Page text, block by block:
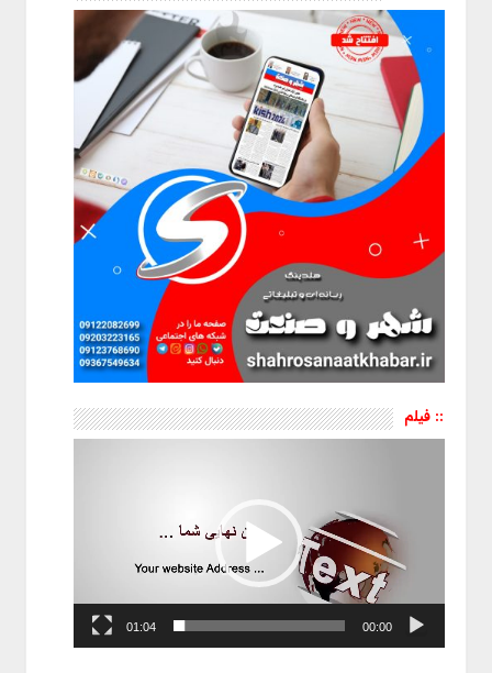
:: فیلم
نمایشگر
00:00
01:04